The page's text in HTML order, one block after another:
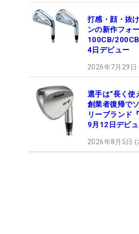
打感・顔・抜
ンの新作フォ
100CB/
4日デビュー
2026年7月29
選手は“長く使
創業者復帰で
リーブランド
9月12日デビ
2026年8月5日